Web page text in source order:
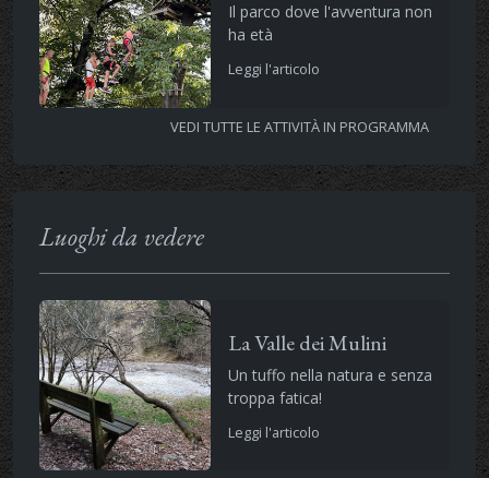
Il parco dove l'avventura non
ha età
Leggi l'articolo
VEDI TUTTE LE ATTIVITÀ IN PROGRAMMA
Luoghi da vedere
La Valle dei Mulini
Un tuffo nella natura e senza
troppa fatica!
Leggi l'articolo